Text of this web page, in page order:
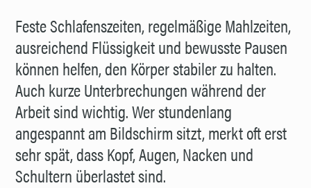
Feste Schlafenszeiten, regelmäßige Mahlzeiten,
ausreichend Flüssigkeit und bewusste Pausen
können helfen, den Körper stabiler zu halten.
Auch kurze Unterbrechungen während der
Arbeit sind wichtig. Wer stundenlang
angespannt am Bildschirm sitzt, merkt oft erst
sehr spät, dass Kopf, Augen, Nacken und
Schultern überlastet sind.